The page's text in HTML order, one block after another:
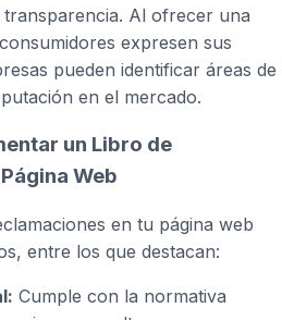
transparencia. Al ofrecer una
expresen sus
pueden identificar áreas de
en el mercado.
un Libro de
Web
en tu página web
entre los que destacan:
Cumple con la normativa